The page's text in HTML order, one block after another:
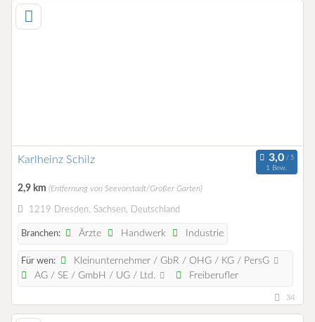
Karlheinz Schilz
1 Bew.
2,9 km (Entfernung von Seevorstadt/Großer Garten)
1219 Dresden, Sachsen, Deutschland
Branchen: Ärzte Handwerk Industrie
Für wen:
Kleinunternehmer / GbR / OHG / KG / PersG
AG / SE / GmbH / UG / Ltd.
Freiberufler
34